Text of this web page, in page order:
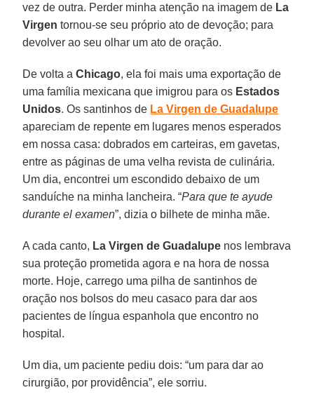
vez de outra. Perder minha atenção na imagem de La
Virgen tornou-se seu próprio ato de devoção; para
devolver ao seu olhar um ato de oração.
De volta aChicago, ela foi mais uma exportação de
uma família mexicana que imigrou para os Estados
Unidos. Os santinhos de La Virgen de Guadalupe
apareciam de repente em lugares menos esperados
em nossa casa: dobrados em carteiras, em gavetas,
entre as páginas de uma velha revista de culinária.
Um dia, encontrei um escondido debaixo de um
sanduíche na minha lancheira. “Para que te ayude
durante el examen”, dizia o bilhete de minha mãe.
A cada canto, La Virgen de Guadalupe nos lembrava
sua proteção prometida agora e na hora de nossa
morte. Hoje, carrego uma pilha de santinhos de
oração nos bolsos do meu casaco para dar aos
pacientes de língua espanhola que encontro no
hospital.
Um dia, um paciente pediu dois: “um para dar ao
cirurgião, por providência”, ele sorriu.